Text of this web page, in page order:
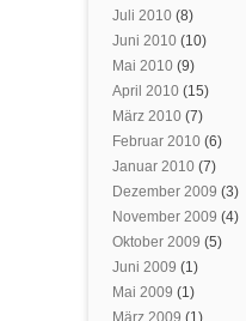
Juli 2010 (8)
Juni 2010 (10)
Mai 2010 (9)
April 2010 (15)
März 2010 (7)
Februar 2010 (6)
Januar 2010 (7)
Dezember 2009 (3)
November 2009 (4)
Oktober 2009 (5)
Juni 2009 (1)
Mai 2009 (1)
März 2009 (1)